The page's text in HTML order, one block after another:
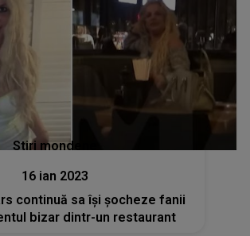
Stiri mondene
16 ian 2023
continuă sa își șocheze fanii
bizar dintr-un restaurant